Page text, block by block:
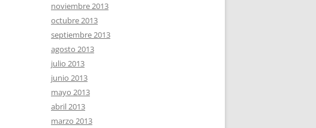
noviembre 2013
octubre 2013
septiembre 2013
agosto 2013
julio 2013
junio 2013
mayo 2013
abril 2013
marzo 2013